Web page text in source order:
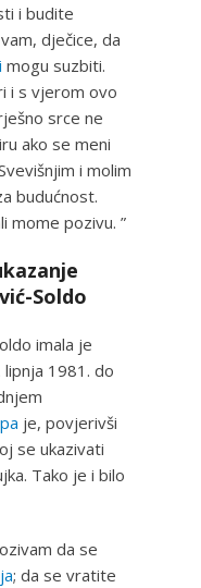
i budite
dječice, da
mogu suzbiti.
i s vjerom ovo
srce ne
ako se meni
i molim
budućnost.
mome pozivu. ”
Soldo
imala je
lipnja 1981. do
je, povjerivši
se ukazivati
Tako je i bilo
da se
; da se vratite